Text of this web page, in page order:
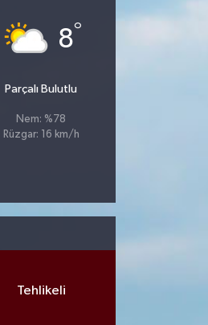
8°
Parçalı Bulutlu
Nem: %78
Rüzgar: 16 km/h
Tehlikeli